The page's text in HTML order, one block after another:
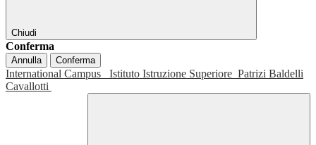
Chiudi
Conferma
Annulla Conferma
International Campus Istituto Istruzione Superiore Patrizi Baldelli
Cavallotti